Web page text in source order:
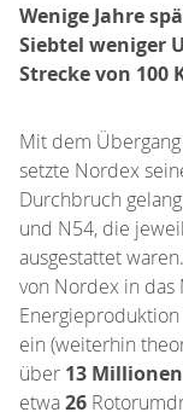
Wenige Jahre
Siebtel weniger
Strecke von
Mit dem
setzte Nordex
Durchbruch
und N54, die
ausgestattet
von Nordex in
ein (weiterhin
über 13
etwa26